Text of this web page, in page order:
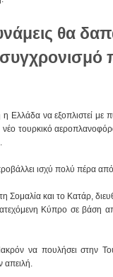
θα
Ελλάδα να εξοπλιστεί με
νέο τουρκικό
ισχύ πολύ πέρα
Σομαλία και το Κατάρ,
Κύπρο σε
να πουλήσει στην